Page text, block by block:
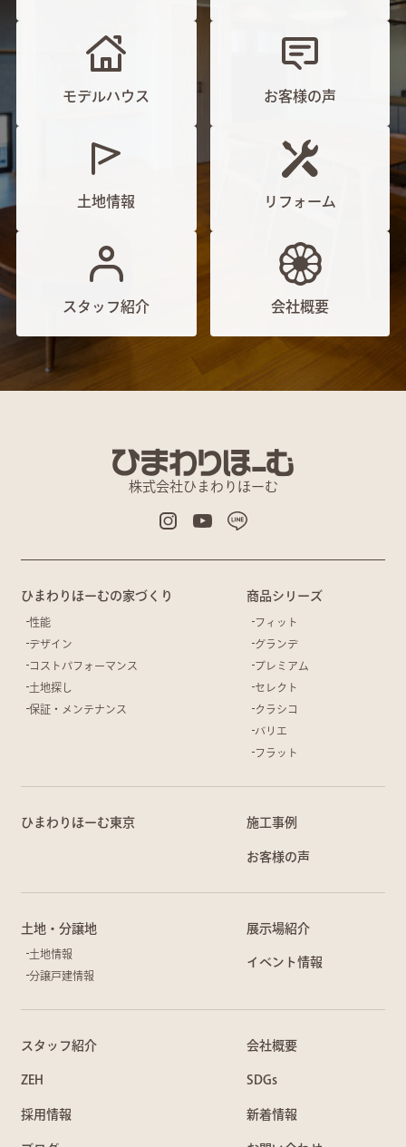
モデルハウス お客様の声
土地情報 リフォーム
スタッフ紹介 会社概要
株式会社ひまわりほーむ
ひまわりほーむの家づくり
性能
デザイン
コストパフォーマンス
土地探し
保証・メンテナンス
商品シリーズ
フィット
グランデ
プレミアム
セレクト
クラシコ
バリエ
フラット
ひまわりほーむ東京 施工事例
お客様の声
土地・分譲地
土地情報
分譲戸建情報
展示場紹介
イベント情報
スタッフ紹介 会社概要
ZEH SDGs
採用情報 新着情報